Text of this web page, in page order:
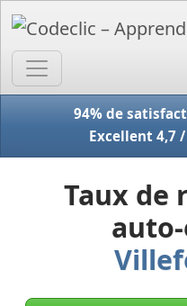
94% de
Excellent 4,7 /
Taux de